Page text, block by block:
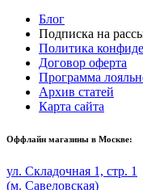
Блог
Подписка на
Политика
Договор оферта
Программа
Архив статей
Карта сайта
Оффлайн магазины в Москве:
ул. Складочная 1, стр. 1
(м. Савеловская)